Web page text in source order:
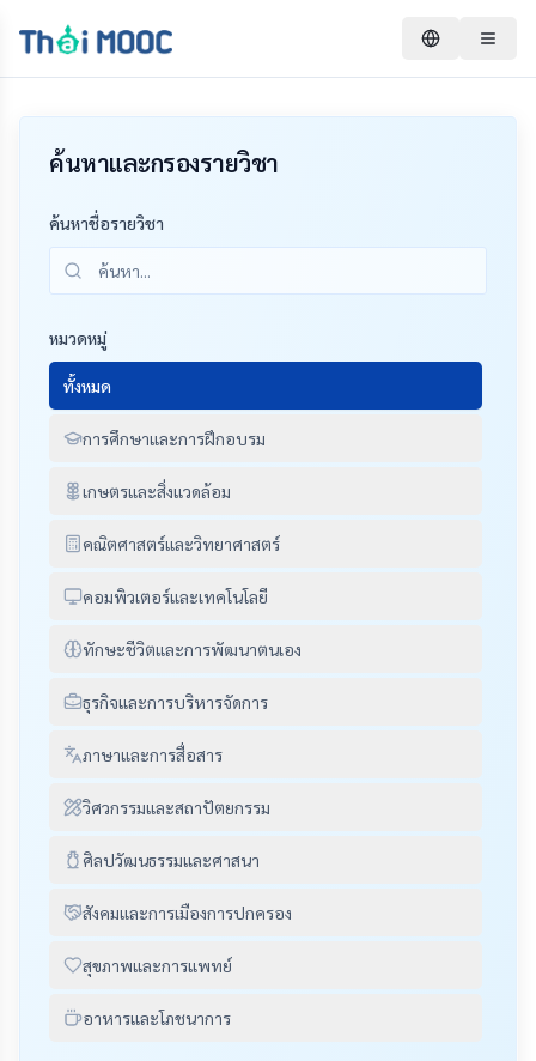
ค้นหาและกรองรายวิชา
ค้นหาชื่อรายวิชา
หมวดหมู่
ทั้งหมด
การศึกษาและการฝึกอบรม
เกษตรและสิ่งแวดล้อม
คณิตศาสตร์และวิทยาศาสตร์
คอมพิวเตอร์และเทคโนโลยี
ทักษะชีวิตและการพัฒนาตนเอง
ธุรกิจและการบริหารจัดการ
ภาษาและการสื่อสาร
วิศวกรรมและสถาปัตยกรรม
ศิลปวัฒนธรรมและศาสนา
สังคมและการเมืองการปกครอง
สุขภาพและการแพทย์
อาหารและโภชนาการ